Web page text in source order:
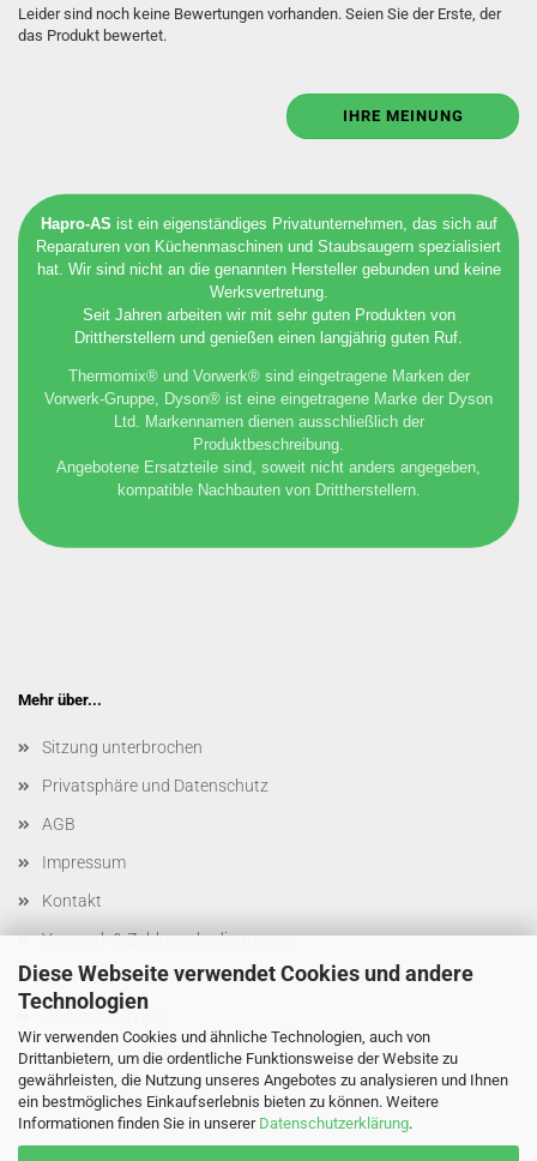
Diese Webseite verwendet Cookies und andere
Technologien
Wir verwenden Cookies und ähnliche Technologien, auch von
Drittanbietern, um die ordentliche Funktionsweise der Website zu
gewährleisten, die Nutzung unseres Angebotes zu analysieren und Ihnen
ein bestmögliches Einkaufserlebnis bieten zu können. Weitere
Informationen finden Sie in unserer Datenschutzerklärung.
Leider sind noch keine Bewertungen vorhanden. Seien Sie der Erste, der
das Produkt bewertet.
IHRE MEINUNG
Hapro-AS ist ein eigenständiges Privatunternehmen, das sich auf
Reparaturen von Küchenmaschinen und Staubsaugern spezialisiert
hat. Wir sind nicht an die genannten Hersteller gebunden und keine
Werksvertretung.
Seit Jahren arbeiten wir mit sehr guten Produkten von
Drittherstellern und genießen einen langjährig guten Ruf.
Thermomix® und Vorwerk® sind eingetragene Marken der
Vorwerk-Gruppe, Dyson® ist eine eingetragene Marke der Dyson
Ltd. Markennamen dienen ausschließlich der
Produktbeschreibung.
Angebotene Ersatzteile sind, soweit nicht anders angegeben,
kompatible Nachbauten von Drittherstellern.
Mehr über...
Sitzung unterbrochen
Privatsphäre und Datenschutz
AGB
Impressum
Kontakt
Versand- & Zahlungsbedingungen
Widerrufsrecht & Muster-Widerrufsformular
Callback Service
Cookie Einstellungen